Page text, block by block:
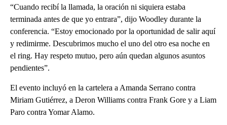
“Cuando recibí la llamada, la oración ni siquiera estaba
terminada antes de que yo entrara”, dijo Woodley durante la
conferencia. “Estoy emocionado por la oportunidad de salir aquí
y redimirme. Descubrimos mucho el uno del otro esa noche en
el ring. Hay respeto mutuo, pero aún quedan algunos asuntos
pendientes”.
El evento incluyó en la cartelera a Amanda Serrano contra
Miriam Gutiérrez, a Deron Williams contra Frank Gore y a Liam
Paro contra Yomar Alamo.